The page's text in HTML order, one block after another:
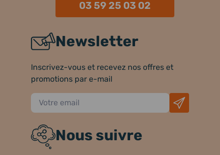
03 59 25 03 02
Newsletter
Inscrivez-vous et recevez nos offres et
promotions par e-mail
Nous suivre